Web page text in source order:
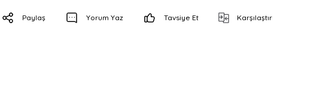
Paylaş Yorum Yaz Tavsiye Et Karşılaştır